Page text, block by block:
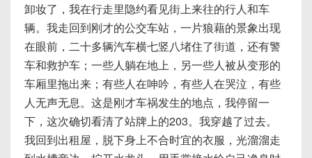
卸妆了，我在行走里隐约看见街上来往的行人和车
辆。我走回到刚才的公交车站，一片狼藉的景象出现
在眼前，二十多辆汽车横七竖八堵住了街道，还有警
车和救护车；一些人躺在地上，另一些人被从变形的
车厢里拖出来；有些人在呻吟，有些人在哭泣，有些
人无声无息。这是刚才车祸发生的地点，我停留一
下，这次确切看清了站牌上的203。我穿越了过去。
我回到出租屋，脱下身上不合时宜的衣服，光溜溜走